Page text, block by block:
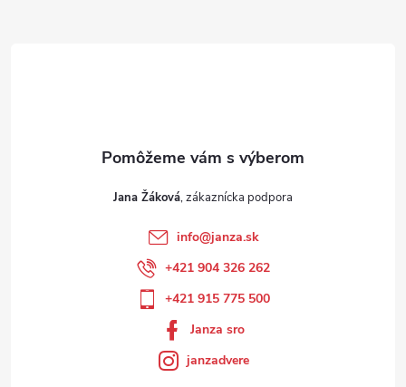
Jana Žáková
info@janza.sk
+421 904 326 262
+421 915 775 500
Janza sro
janzadvere